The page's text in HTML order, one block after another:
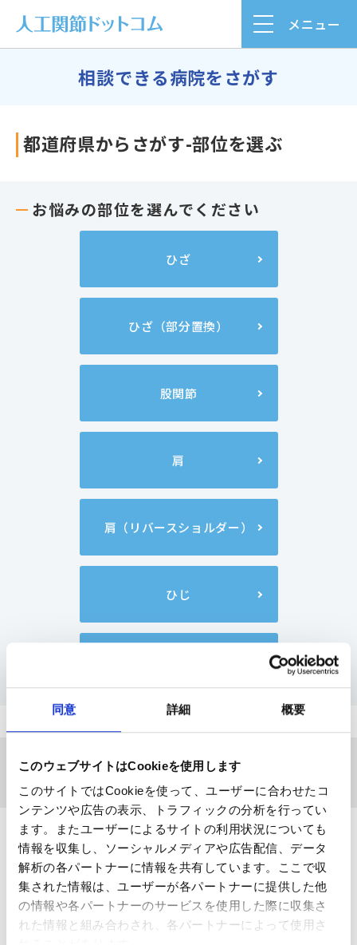
同意 詳細 概要
このウェブサイトはCookieを使用します
このサイトではCookieを使って、ユーザーに合わせたコ
ンテンツや広告の表示、トラフィックの分析を行ってい
ます。またユーザーによるサイトの利用状況についても
情報を収集し、ソーシャルメディアや広告配信、データ
解析の各パートナーに情報を共有しています。ここで収
集された情報は、ユーザーが各パートナーに提供した他
の情報や各パートナーのサービスを使用した際に収集さ
れた情報と組み合わされ、各パートナーによって使用さ
メニュー
相談できる病院をさがす
都道府県からさがす-部位を選ぶ
お悩みの部位を選んでください
ひざ
ひざ（部分置換）
股関節
肩
肩（リバースショルダー）
ひじ
ホーム
相談できる病院をさがす
都道府県からさがす-部位を選ぶ
相談できる病院をさがす
日本全国から、お近くの整形外科施設を検索することがで
きます。